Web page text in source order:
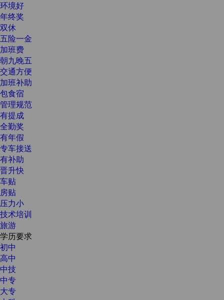
环境好
年终奖
双休
五险一金
加班费
朝九晚五
交通方便
加班补助
包食宿
管理规范
有提成
全勤奖
有年假
专车接送
有补助
晋升快
车贴
房贴
压力小
技术培训
旅游
学历要求
初中
高中
中技
中专
大专